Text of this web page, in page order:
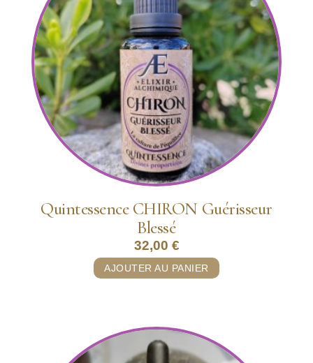
Quintessence CHIRON Guérisseur
Blessé
32,00 €
AJOUTER AU PANIER